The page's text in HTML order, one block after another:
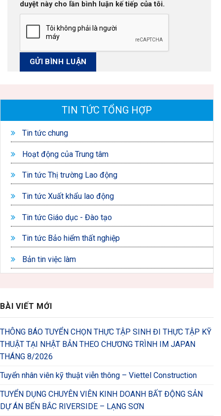
duyệt này cho lần bình luận kế tiếp của tôi.
TIN TỨC TỔNG HỢP
Tin tức chung
Hoạt động của Trung tâm
Tin tức Thị trường Lao động
Tin tức Xuất khẩu lao động
Tin tức Giáo dục - Đào tạo
Tin tức Bảo hiểm thất nghiệp
Bản tin việc làm
BÀI VIẾT MỚI
THÔNG BÁO TUYỂN CHỌN THỰC TẬP SINH ĐI THỰC TẬP KỸ
THUẬT TẠI NHẬT BẢN THEO CHƯƠNG TRÌNH IM JAPAN
THÁNG 8/2026
Tuyển nhân viên kỹ thuật viễn thông – Viettel Construction
TUYỂN DỤNG CHUYÊN VIÊN KINH DOANH BẤT ĐỘNG SẢN
DỰ ÁN BẾN BẮC RIVERSIDE – LẠNG SƠN